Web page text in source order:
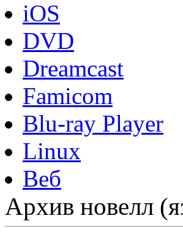
iOS
DVD
Dreamcast
Famicom
Blu-ray Player
Linux
Веб
Архив новелл